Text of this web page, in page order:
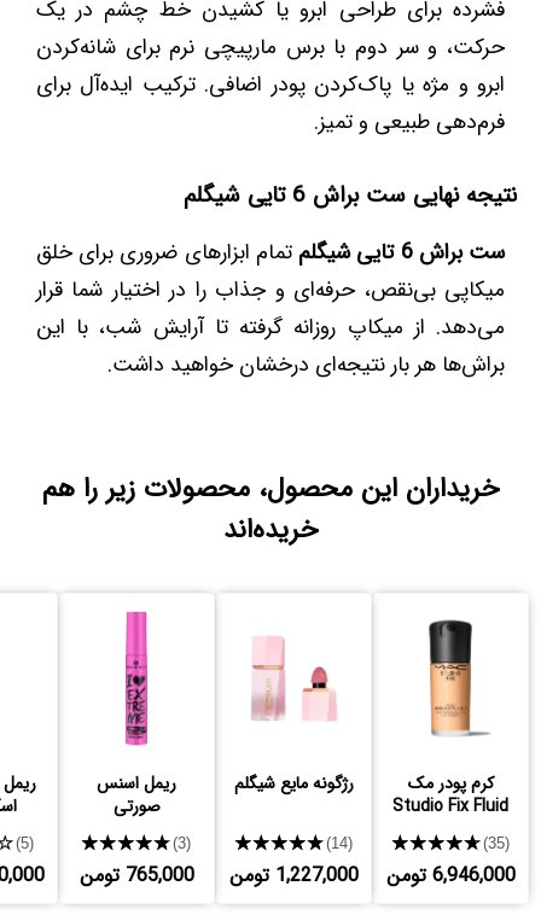
فشرده برای طراحی ابرو یا کشیدن خط چشم در یک
حرکت، و سر دوم با برس مارپیچی نرم برای شانه‌کردن
ابرو و مژه یا پاک‌کردن پودر اضافی. ترکیب ایده‌آل برای
فرم‌دهی طبیعی و تمیز.
نتیجه نهایی ست براش 6 تایی شیگلم
ست براش 6 تایی شیگلم
تمام ابزارهای ضروری برای خلق
میکاپی بی‌نقص، حرفه‌ای و جذاب را در اختیار شما قرار
می‌دهد. از میکاپ روزانه گرفته تا آرایش شب، با این
براش‌ها هر بار نتیجه‌ای درخشان خواهید داشت.
خریداران این محصول، محصولات زیر را هم
خریده‌اند
کرم پودر مک
Studio Fix Fluid
★★★★★(35)
6,946,000 تومن
رژگونه مایع شیگلم
★★★★★(14)
1,227,000 تومن
ریمل اسنس
صورتی
★★★★★(3)
765,000 تومن
(5)